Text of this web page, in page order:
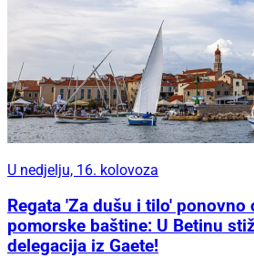
U nedjelju, 16. kolovoza
Regata 'Za dušu i tilo'
pomorske baštine: U Betinu
delegacija iz Gaete!